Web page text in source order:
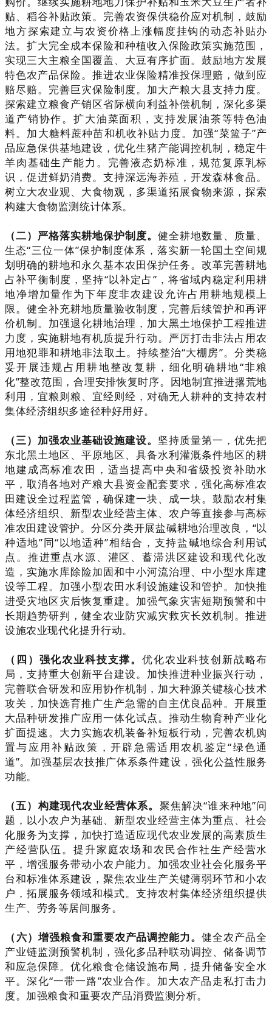
贴、稻谷补贴政策。完善农资保供稳价应对机制，鼓励
地方探索建立与农资价格上涨幅度挂钩的动态补贴办
法。扩大完全成本保险和种植收入保险政策实施范围，
实现三大主粮全国覆盖、大豆有序扩面。鼓励地方发展
特色农产品保险。推进农业保险精准投保理赔，做到应
赔尽赔。完善巨灾保险制度。加大产粮大县支持力度。
探索建立粮食产销区省际横向利益补偿机制，深化多渠
道产销协作。扩大油菜面积，支持发展油茶等特色油
料。加大糖料蔗种苗和机收补贴力度。加强“菜篮子”产
品应急保供基地建设，优化生猪产能调控机制，稳定牛
羊肉基础生产能力。完善液态奶标准，规范复原乳标
识，促进鲜奶消费。支持深远海养殖，开发森林食品。
树立大农业观、大食物观，多渠道拓展食物来源，探索
构建大食物监测统计体系。
（二）严格落实耕地保护制度。健全耕地数量、质量、
生态“三位一体”保护制度体系，落实新一轮国土空间规
划明确的耕地和永久基本农田保护任务。改革完善耕地
占补平衡制度，坚持“以补定占”，将省域内稳定利用耕
地净增加量作为下年度非农建设允许占用耕地规模上
限。健全补充耕地质量验收制度，完善后续管护和再评
价机制。加强退化耕地治理，加大黑土地保护工程推进
力度，实施耕地有机质提升行动。严厉打击非法占用农
用地犯罪和耕地非法取土。持续整治“大棚房”。分类稳
妥开展违规占用耕地整改复耕，细化明确耕地“非粮
化”整改范围，合理安排恢复时序。因地制宜推进撂荒地
利用，宜粮则粮、宜经则经，对确无人耕种的支持农村
集体经济组织多途径种好用好。
（三）加强农业基础设施建设。 坚持质量第一，优先把
东北黑土地区、平原地区、具备水利灌溉条件地区的耕
地建成高标准农田，适当提高中央和省级投资补助水
平，取消各地对产粮大县资金配套要求，强化高标准农
田建设全过程监管，确保建一块、成一块。鼓励农村集
体经济组织、新型农业经营主体、农户等直接参与高标
准农田建设管护。分区分类开展盐碱耕地治理改良，“以
种适地”同“以地适种”相结合，支持盐碱地综合利用试
点。推进重点水源、灌区、蓄滞洪区建设和现代化改
造，实施水库除险加固和中小河流治理、中小型水库建
设等工程。加强小型农田水利设施建设和管护。加快推
进受灾地区灾后恢复重建。加强气象灾害短期预警和中
长期趋势研判，健全农业防灾减灾救灾长效机制。推进
设施农业现代化提升行动。
（四）强化农业科技支撑。优化农业科技创新战略布
局，支持重大创新平台建设。加快推进种业振兴行动，
完善联合研发和应用协作机制，加大种源关键核心技术
攻关，加快选育推广生产急需的自主优良品种。开展重
大品种研发推广应用一体化试点。推动生物育种产业化
扩面提速。大力实施农机装备补短板行动，完善农机购
置与应用补贴政策，开辟急需适用农机鉴定“绿色通
道”。加强基层农技推广体系条件建设，强化公益性服务
功能。
（五）构建现代农业经营体系。 聚焦解决“谁来种地”问
题，以小农户为基础、新型农业经营主体为重点、社会
化服务为支撑，加快打造适应现代农业发展的高素质生
产经营队伍。提升家庭农场和农民合作社生产经营水
平，增强服务带动小农户能力。加强农业社会化服务平
台和标准体系建设，聚焦农业生产关键薄弱环节和小农
户，拓展服务领域和模式。支持农村集体经济组织提供
生产、劳务等居间服务。
（六）增强粮食和重要农产品调控能力。健全农产品全
产业链监测预警机制，强化多品种联动调控、储备调节
和应急保障。优化粮食仓储设施布局，提升储备安全水
平。深化“一带一路”农业合作。加大农产品走私打击力
度。加强粮食和重要农产品消费监测分析。